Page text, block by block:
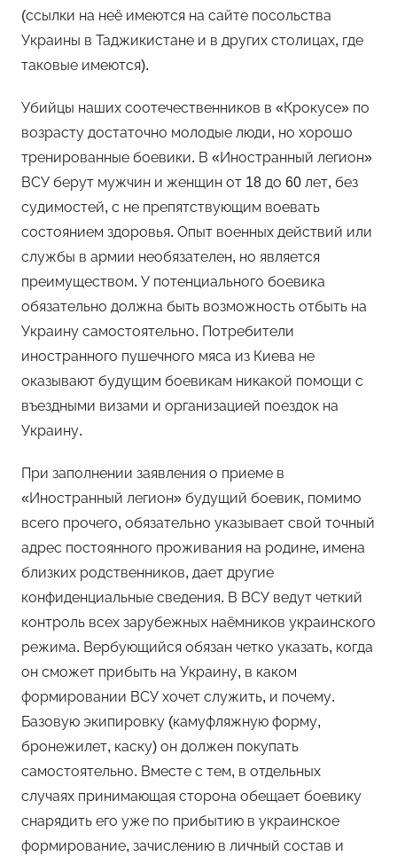
(ссылки на неё имеются на сайте посольства
Украины в Таджикистане и в других столицах, где
таковые имеются).
Убийцы наших соотечественников в «Крокусе» по
возрасту достаточно молодые люди, но хорошо
тренированные боевики. В «Иностранный легион»
ВСУ берут мужчин и женщин от 18 до 60 лет, без
судимостей, с не препятствующим воевать
состоянием здоровья. Опыт военных действий или
службы в армии необязателен, но является
преимуществом. У потенциального боевика
обязательно должна быть возможность отбыть на
Украину самостоятельно. Потребители
иностранного пушечного мяса из Киева не
оказывают будущим боевикам никакой помощи с
въездными визами и организацией поездок на
Украину.
При заполнении заявления о приеме в
«Иностранный легион» будущий боевик, помимо
всего прочего, обязательно указывает свой точный
адрес постоянного проживания на родине, имена
близких родственников, дает другие
конфиденциальные сведения. В ВСУ ведут четкий
контроль всех зарубежных наёмников украинского
режима. Вербующийся обязан четко указать, когда
он сможет прибыть на Украину, в каком
формировании ВСУ хочет служить, и почему.
Базовую экипировку (камуфляжную форму,
бронежилет, каску) он должен покупать
самостоятельно. Вместе с тем, в отдельных
случаях принимающая сторона обещает боевику
снарядить его уже по прибытию в украинское
формирование, зачислению в личный состав и